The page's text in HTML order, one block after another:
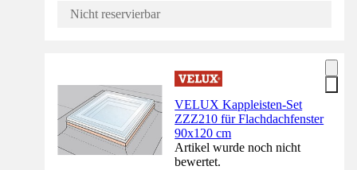
Nicht reservierbar
VELUX Kappleisten-Set
ZZZ210 für Flachdachfenster
90x120 cm
Artikel wurde noch nicht
bewertet.